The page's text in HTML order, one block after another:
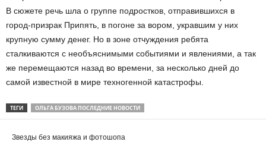
В сюжете речь шла о группе подростков, отправившихся в
город-призрак Припять, в погоне за вором, укравшим у них
крупную сумму денег. Но в зоне отчуждения ребята
сталкиваются с необъяснимыми событиями и явлениями, а так
же перемещаются назад во времени, за несколько дней до
самой известной в мире техногенной катастрофы.
ТЕГИ ОЛЬГА БУЗОВА ПОСЛЕДНИЕ НОВОСТИ
Звезды без макияжа и фотошопа